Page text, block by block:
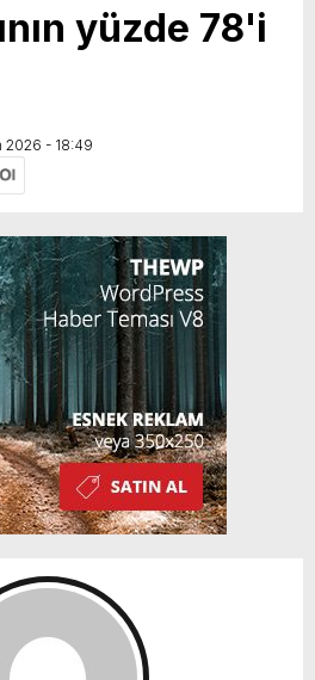
yüzde 78'i
2026 - 18:49